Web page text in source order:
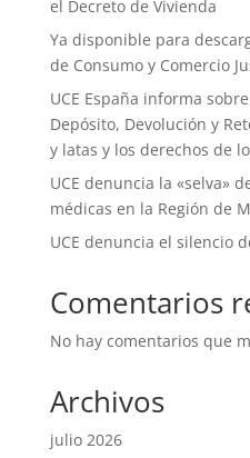
el Decreto de Vivienda
Ya disponible para
de Consumo y Comercio
UCE España informa
Depósito, Devolución y
y latas y los derechos de
UCE denuncia la «selva»
médicas en la Región de
UCE denuncia el silencio
Comentarios
No hay comentarios que
Archivos
julio 2026